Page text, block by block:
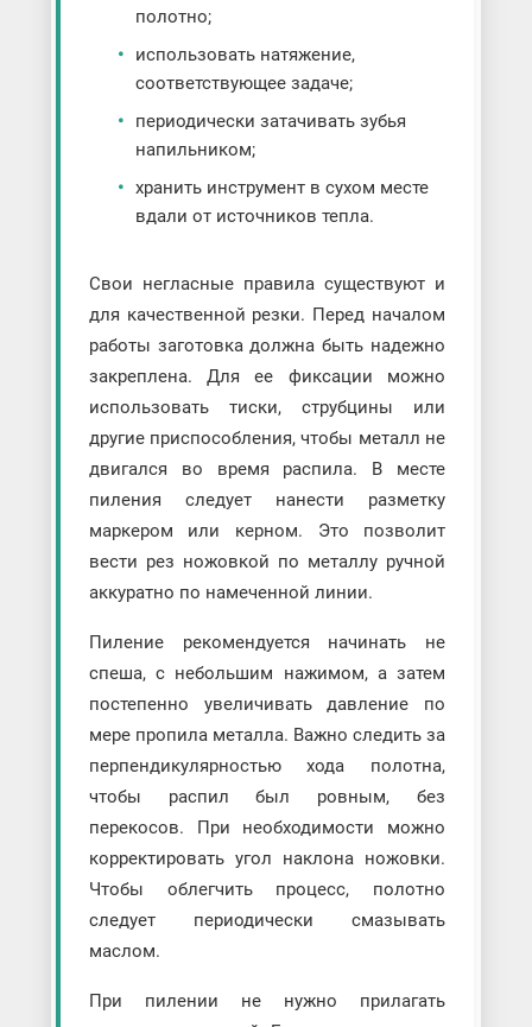
полотно;
использовать натяжение,
соответствующее задаче;
периодически затачивать зубья
напильником;
хранить инструмент в сухом месте
вдали от источников тепла.
Свои негласные правила существуют и
для качественной резки. Перед началом
работы заготовка должна быть надежно
закреплена. Для ее фиксации можно
использовать тиски, струбцины или
другие приспособления, чтобы металл не
двигался во время распила. В месте
пиления следует нанести разметку
маркером или керном. Это позволит
вести рез ножовкой по металлу ручной
аккуратно по намеченной линии.
Пиление рекомендуется начинать не
спеша, с небольшим нажимом, а затем
постепенно увеличивать давление по
мере пропила металла. Важно следить за
перпендикулярностью хода полотна,
чтобы распил был ровным, без
перекосов. При необходимости можно
корректировать угол наклона ножовки.
Чтобы облегчить процесс, полотно
следует периодически смазывать
маслом.
При пилении не нужно прилагать